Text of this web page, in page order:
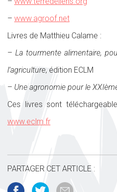
– www.agroof.net
Livres de Matthieu Calame :
– La tourmente alimentaire,
l’agriculture, édition ECLM
– Une agronomie pour le
Ces livres sont
www.eclm.fr
PARTAGER CET ARTICLE :